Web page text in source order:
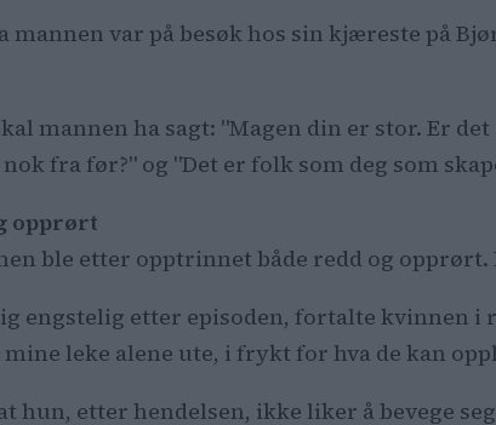
mannen var på besøk hos sin kjæreste på
mannen ha sagt: "Magen din er stor. Er
fra før?" og "Det er folk som deg som
opprørt
ble etter opptrinnet både redd og
engstelig etter episoden, fortalte kvinnen i
leke alene ute, i frykt for hva de kan
hun, etter hendelsen, ikke liker å bevege